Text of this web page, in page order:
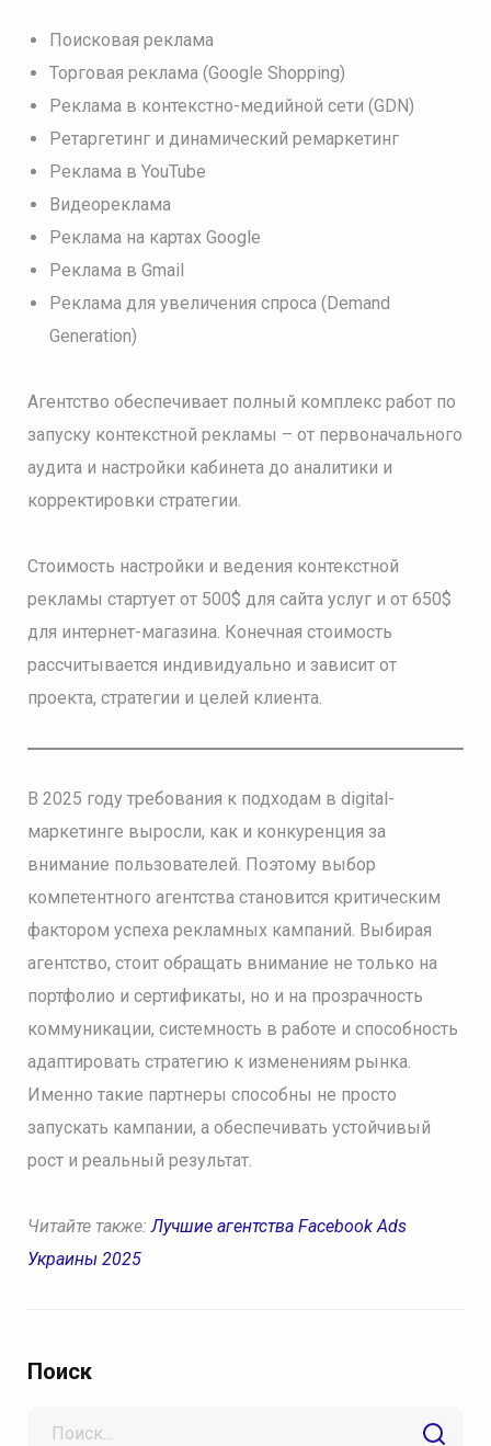
Поисковая реклама
Торговая реклама (Google Shopping)
Реклама в контекстно-медийной сети (GDN)
Ретаргетинг и динамический ремаркетинг
Реклама в YouTube
Видеореклама
Реклама на картах Google
Реклама в Gmail
Реклама для увеличения спроса (Demand
Generation)
Агентство обеспечивает полный комплекс работ по
запуску контекстной рекламы – от первоначального
аудита и настройки кабинета до аналитики и
корректировки стратегии.
Стоимость настройки и ведения контекстной
рекламы стартует от 500$ для сайта услуг и от 650$
для интернет-магазина. Конечная стоимость
рассчитывается индивидуально и зависит от
проекта, стратегии и целей клиента.
В 2025 году требования к подходам в digital-
маркетинге выросли, как и конкуренция за
внимание пользователей. Поэтому выбор
компетентного агентства становится критическим
фактором успеха рекламных кампаний. Выбирая
агентство, стоит обращать внимание не только на
портфолио и сертификаты, но и на прозрачность
коммуникации, системность в работе и способность
адаптировать стратегию к изменениям рынка.
Именно такие партнеры способны не просто
запускать кампании, а обеспечивать устойчивый
рост и реальный результат.
Читайте также: Лучшие агентства Facebook Ads
Украины 2025
Поиск